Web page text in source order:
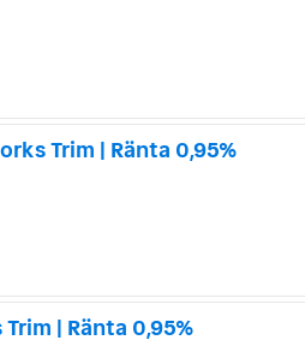
Trim | Ränta 0,95%
| Ränta 0,95%